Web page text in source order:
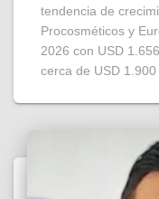
tendencia de
Procosméticos y
2026 con USD
cerca de USD